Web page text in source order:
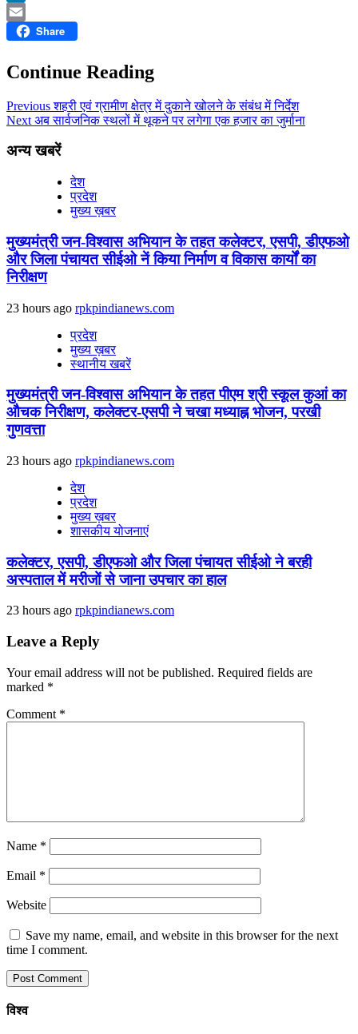
LinkedIn
Email Share
Continue Reading
Previousशहरी एवं ग्रामीण क्षेत्र में दुकाने खोलने के संबंध में निर्देश
Next अब सार्वजनिक स्थलों में थूकने पर लगेगा एक हजार का जुर्माना
अन्य खबरें
देश
प्रदेश
मुख्य ख़बर
मुख्यमंत्री जन-विश्वास अभियान के तहत कलेक्टर, एसपी, डीएफओ
और जिला पंचायत सीईओ नें किया निर्माण व विकास कार्यों का
निरीक्षण
23 hours ago rpkpindianews.com
प्रदेश
मुख्य ख़बर
स्थानीय खबरें
मुख्यमंत्री जन-विश्वास अभियान के तहत पीएम श्री स्कूल कुआं का
औचक निरीक्षण, कलेक्टर-एसपी ने चखा मध्याह्न भोजन, परखी
गुणवत्ता
23 hours ago rpkpindianews.com
देश
प्रदेश
मुख्य ख़बर
शासकीय योजनाएं
कलेक्टर, एसपी, डीएफओ और जिला पंचायत सीईओ ने बरही
अस्पताल में मरीजों से जाना उपचार का हाल
23 hours ago rpkpindianews.com
Leave a Reply
Your email address will not be published. Required fields are
marked *
Comment *
Name *
Email *
Website
Save my name, email, and website in this browser for the next
time I comment.
विश्व